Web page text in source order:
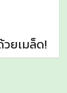
ยเมล็ด!